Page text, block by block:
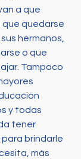
a que
quedarse
hermanos,
o que
Tampoco
y todas
tener
brindarle
más